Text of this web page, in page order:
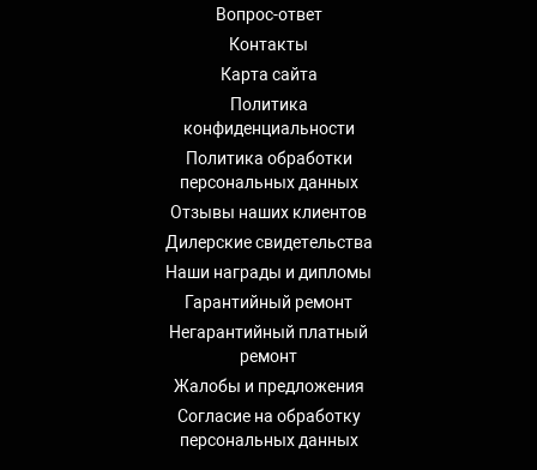
Вопрос-ответ
Контакты
Карта сайта
Политика
конфиденциальности
Политика обработки
персональных данных
Отзывы наших клиентов
Дилерские свидетельства
Наши награды и дипломы
Гарантийный ремонт
Негарантийный платный
ремонт
Жалобы и предложения
Согласие на обработку
персональных данных